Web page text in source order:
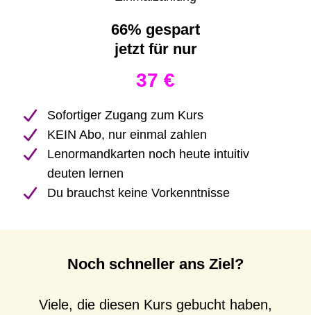
66% gespart
jetzt für nur
37 €
Sofortiger Zugang zum Kurs
KEIN Abo, nur einmal zahlen
Lenormandkarten noch heute intuitiv
deuten lernen
Du brauchst keine Vorkenntnisse
Noch schneller ans Ziel?
Viele, die diesen Kurs gebucht haben,